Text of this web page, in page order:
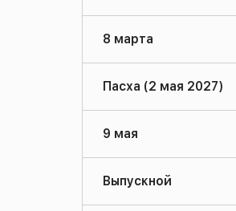
8 марта
Пасха (2 мая 2027)
9 мая
Выпускной